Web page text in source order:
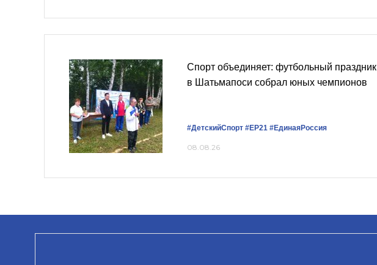
Спорт объединяет: футбольный праздник
в Шатьмапоси собрал юных чемпионов
#ДетскийСпорт #ЕР21 #ЕдинаяРоссия
08.08.26